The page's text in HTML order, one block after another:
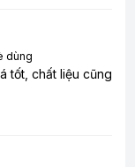
dùng
tốt, chất liệu cũng